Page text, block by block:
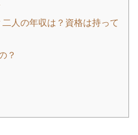
人の年収は？資格は持って
？